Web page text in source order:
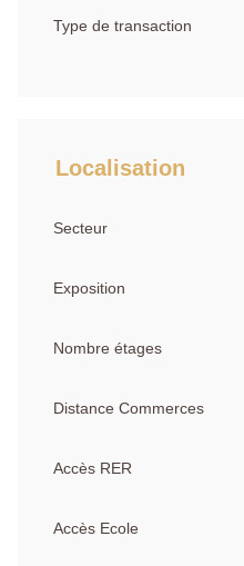
Type de transaction
Localisation
Secteur
Exposition
Nombre étages
Distance Commerces
Accès RER
Accès Ecole